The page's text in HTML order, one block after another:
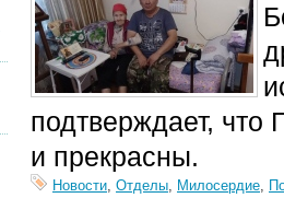
подтверждает, что
и прекрасны.
Новости, Отделы, Милосердие,